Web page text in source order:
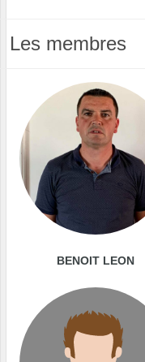
Les membres
BENOIT LEON